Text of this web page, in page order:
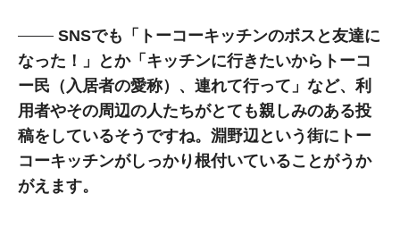
SNSでも「トーコーキッチンのボスと友達に
なった！」とか「キッチンに行きたいからトーコ
ー民（入居者の愛称）、連れて行って」など、利
用者やその周辺の人たちがとても親しみのある投
稿をしているそうですね。淵野辺という街にトー
コーキッチンがしっかり根付いていることがうか
がえます。